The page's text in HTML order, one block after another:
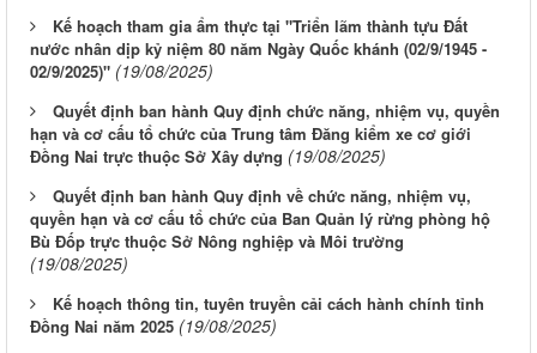
Kế hoạch tham gia ẩm thực tại "Triển lãm thành tựu Đất
nước nhân dịp kỷ niệm 80 năm Ngày Quốc khánh (02/9/1945 -
02/9/2025)" (19/08/2025)
Quyết định ban hành Quy định chức năng, nhiệm vụ, quyền
hạn và cơ cấu tổ chức của Trung tâm Đăng kiểm xe cơ giới
Đồng Nai trực thuộc Sở Xây dựng (19/08/2025)
Quyết định ban hành Quy định về chức năng, nhiệm vụ,
quyền hạn và cơ cấu tổ chức của Ban Quản lý rừng phòng hộ
Bù Đốp trực thuộc Sở Nông nghiệp và Môi trường
(19/08/2025)
Kế hoạch thông tin, tuyên truyền cải cách hành chính tỉnh
Đồng Nai năm 2025 (19/08/2025)